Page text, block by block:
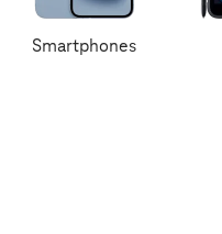
Smartphones